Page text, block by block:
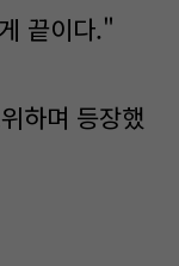
끝이다."
하며 등장했